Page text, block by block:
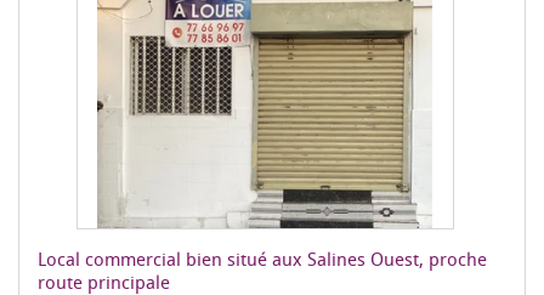
Local commercial bien situé aux Salines Ouest, proche
route principale